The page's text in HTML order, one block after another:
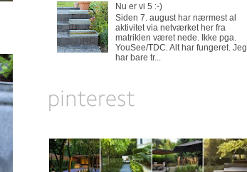
Nu er vi 5 :-)
Siden 7. august har nærmest al
aktivitet via netværket her fra
matriklen været nede. Ikke pga.
YouSee/TDC. Alt har fungeret. Jeg
har bare tr...